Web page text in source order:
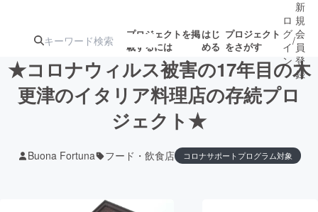
プロジェクトを掲
載するには
はじ
める
プロジェクト
をさがす
注目の新着プロ
募集終了が近いプ
ロ
グ
イ
ン
/
新
規
会
員
登
録
★コロナウィルス被害の17年目の木
更津のイタリア料理店の存続プロ
ジェクト★
Buona Fortuna フード・飲食店 コロナサポートプログラム対象